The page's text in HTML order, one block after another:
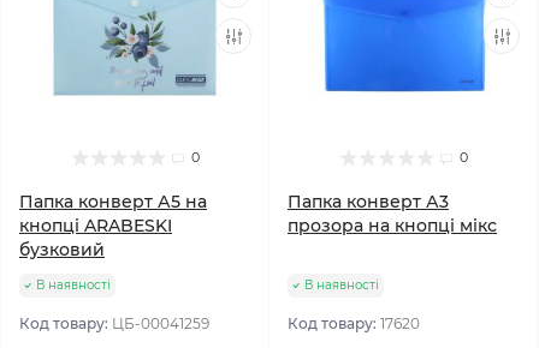
0
Папка конверт А5 на
кнопці ARABESKI
бузковий
В наявності
Код товару: ЦБ-00041259
0
Папка конверт А3
прозора на кнопці мікс
В наявності
Код товару: 17620